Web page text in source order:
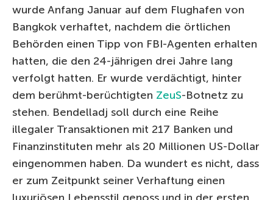
wurde Anfang Januar auf dem Flughafen von
Bangkok verhaftet, nachdem die örtlichen
Behörden einen Tipp von FBI-Agenten erhalten
hatten, die den 24-jährigen drei Jahre lang
verfolgt hatten. Er wurde verdächtigt, hinter
dem berühmt-berüchtigten ZeuS-Botnetz zu
stehen. Bendelladj soll durch eine Reihe
illegaler Transaktionen mit 217 Banken und
Finanzinstituten mehr als 20 Millionen US-Dollar
eingenommen haben. Da wundert es nicht, dass
er zum Zeitpunkt seiner Verhaftung einen